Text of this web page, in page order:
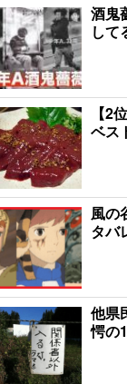
酒鬼
して
【2
ベス
風の
タバ
他県
愕の